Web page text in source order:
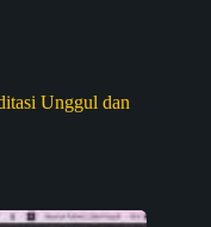
Unggul dan